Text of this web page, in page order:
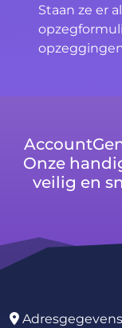
Staan ze er
Onze
veilig en